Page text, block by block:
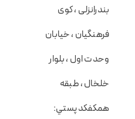
بندرانزلی ، کوی
فرهنگیان ، خیابان
وحدت اول ، بلوار
خلخال ، طبقه
همکفکد پستي: